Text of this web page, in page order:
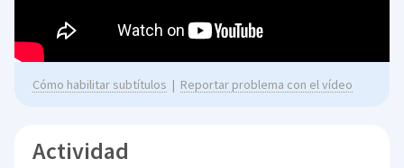
Cómo habilitar subtítulos | Reportar problema con el vídeo
Actividad